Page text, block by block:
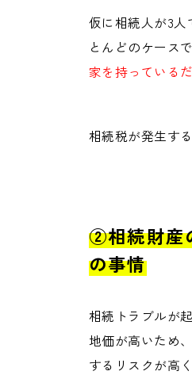
仮に相続人が3
とんどのケース
家を持っている
相続税が発生す
②相続財産
の事情
相続トラブルが
地価が高いため
するリスクが高